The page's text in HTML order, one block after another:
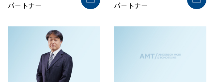
パートナー
パートナー